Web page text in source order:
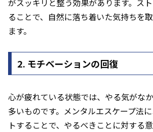
ることで、自然に落ち着いた気持ちを
ます。
2. モチベーションの回復
心が疲れている状態では、やる気がな
多いものです。メンタルエスケープ法
トすることで、やるべきことに対する